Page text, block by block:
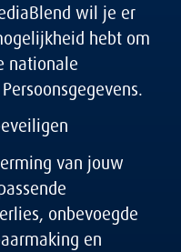
wil je er
hebt om
nationale
van jouw
onbevoegde
en